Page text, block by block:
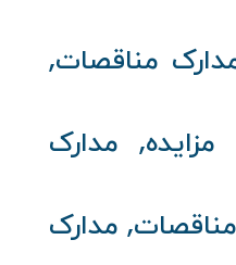
مناقصات,
, مدارک
, مدارک